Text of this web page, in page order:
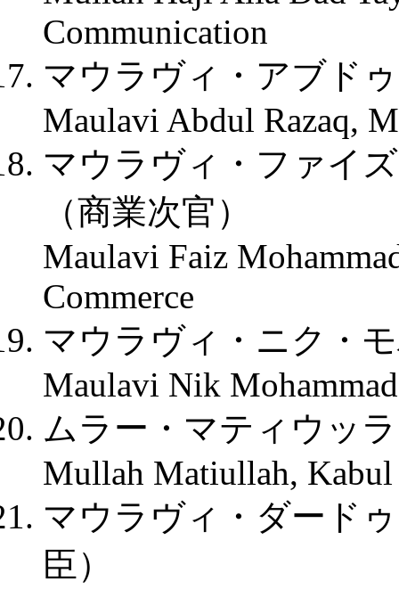
Communication
マウラヴィ・アブド
Maulavi Abdul Razaq,
マウラヴィ・ファイ
（商業次官）
Maulavi Faiz
Commerce
マウラヴィ・ニク・
Maulavi Nik
ムラー・マティウッ
Mullah Matiullah, Kabul
マウラヴィ・ダード
臣）